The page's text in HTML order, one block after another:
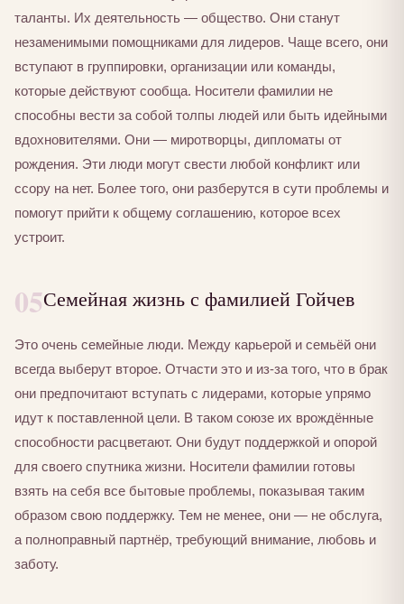
таланты. Их деятельность — общество. Они станут
незаменимыми помощниками для лидеров. Чаще всего, они
вступают в группировки, организации или команды,
которые действуют сообща. Носители фамилии не
способны вести за собой толпы людей или быть идейными
вдохновителями. Они — миротворцы, дипломаты от
рождения. Эти люди могут свести любой конфликт или
ссору на нет. Более того, они разберутся в сути проблемы и
помогут прийти к общему соглашению, которое всех
устроит.
05Семейная жизнь с фамилией Гойчев
Это очень семейные люди. Между карьерой и семьёй они
всегда выберут второе. Отчасти это и из-за того, что в брак
они предпочитают вступать с лидерами, которые упрямо
идут к поставленной цели. В таком союзе их врождённые
способности расцветают. Они будут поддержкой и опорой
для своего спутника жизни. Носители фамилии готовы
взять на себя все бытовые проблемы, показывая таким
образом свою поддержку. Тем не менее, они — не обслуга,
а полноправный партнёр, требующий внимание, любовь и
заботу.